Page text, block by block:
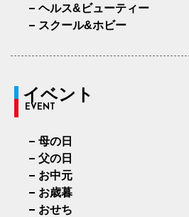
ヘルス&ビューティー
スクール&ホビー
イベント
EVENT
母の日
父の日
お中元
お歳暮
おせち